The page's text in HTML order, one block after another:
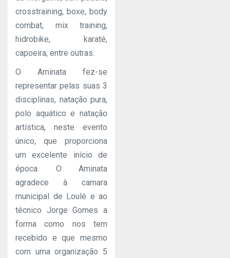
crosstraining, boxe, body
combat, mix training,
hidrobike, karaté,
capoeira, entre outras.
O Aminata fez-se
representar pelas suas 3
disciplinas, natação pura,
polo aquático e natação
artística, neste evento
único, que proporciona
um excelente início de
época. O Aminata
agradece à camara
municipal de Loulé e ao
técnico Jorge Gomes a
forma como nos tem
recebido e que mesmo
com uma organização 5